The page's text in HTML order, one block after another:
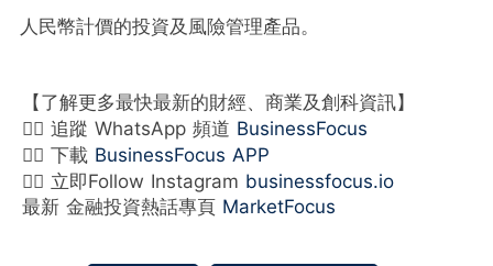
人民幣計價的投資及風險管理產品。
【了解更多最快最新的財經、商業及創科資訊】
👉🏻 追蹤 WhatsApp 頻道 BusinessFocus
👉🏻 下載 BusinessFocus APP
👉🏻 立即Follow Instagram businessfocus.io
最新 金融投資熱話專頁 MarketFocus